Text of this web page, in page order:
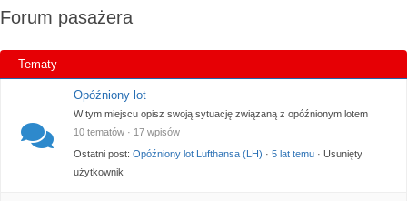
Forum pasażera
Tematy
Opóźniony lot
W tym miejscu opisz swoją sytuację związaną z opóźnionym lotem
10 tematów · 17 wpisów
Ostatni post: Opóźniony lot Lufthansa (LH) · 5 lat temu · Usunięty
użytkownik